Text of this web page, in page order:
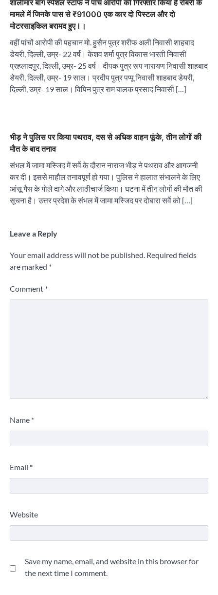
शालीमार बाग स्पेशल स्टाफ ने पांच आरोपी को गिरफ्तार किया है रोबरी के
मामले में जिनके पास से ₹91000 एक कार दो पिस्टल और दो
मोटरसाइकिल बरामद हुए।।
वहीं पांचों आरोपी की पहचान मो. हुसैन पुत्र शरीफ अली निवासी शाहबाद
डेयरी, दिल्ली, उम्र- 22 वर्ष। केशव शर्मा पुत्र विकास भारती निवासी
प्रहलादपुर, दिल्ली, उम्र- 25 वर्ष। दीपक पुत्र रूप नारायण निवासी शाहबाद
डेयरी, दिल्ली, उम्र- 19 साल। प्रदीप पुत्र पप्पू निवासी शाहबाद डेयरी,
दिल्ली, उम्र- 19 साल। विपिन पुत्र राम बालक प्रसाद निवासी […]
भीड़ ने पुलिस पर किया पथराव, दस से अधिक वाहन फूंके, तीन लोगों की
माैत के बाद तनाव
संभल में जामा मस्जिद में सर्वे के दौरान नाराज भीड़ ने पथराव और आगजनी
कर दी। इससे माहौल तनावपूर्ण हो गया। पुलिस ने हालात संभालने के लिए
आंसू गैस के गोले दागे और लाठीचार्ज किया। घटना में तीन लोगों की मौत की
सूचना है। उत्तर प्रदेश के संभल में जामा मस्जिद पर दोबारा सर्वे को […]
Leave a Reply
Your email address will not be published. Required fields
are marked *
Comment *
Name *
Email *
Website
Save my name, email, and website in this browser for
the next time I comment.